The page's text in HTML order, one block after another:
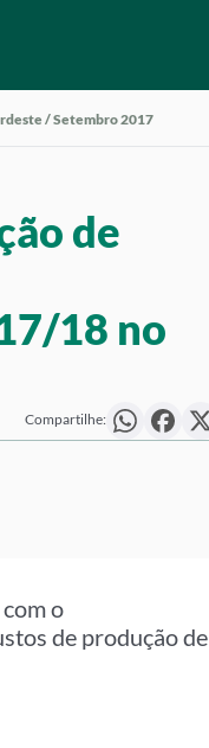
/ Setembro 2017
de
18 no
Compartilhe:
o
de produção de